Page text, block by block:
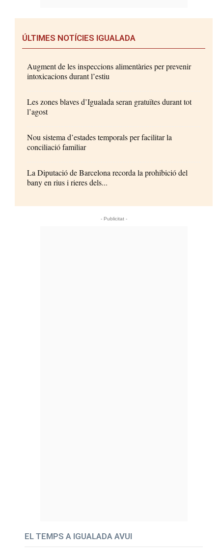
ÚLTIMES NOTÍCIES IGUALADA
Augment de les inspeccions alimentàries per prevenir
intoxicacions durant l’estiu
Les zones blaves d’Igualada seran gratuïtes durant tot
l’agost
Nou sistema d’estades temporals per facilitar la
conciliació familiar
La Diputació de Barcelona recorda la prohibició del
bany en rius i rieres dels...
- Publicitat -
EL TEMPS A IGUALADA AVUI